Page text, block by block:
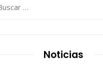
Noticias